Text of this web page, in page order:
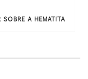
A HEMATITA